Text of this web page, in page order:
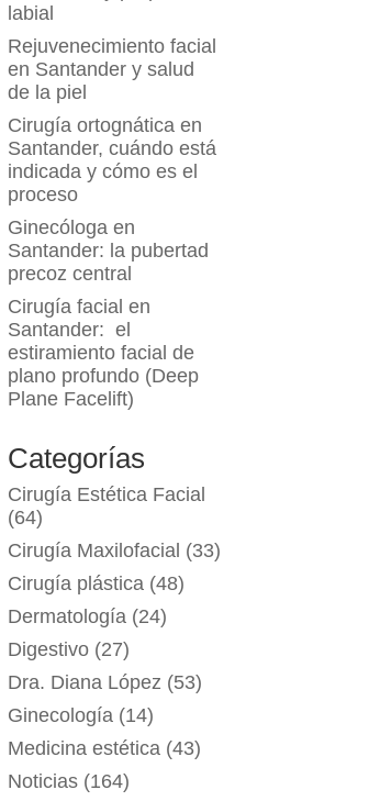
labial
Rejuvenecimiento facial
en Santander y salud
de la piel
Cirugía ortognática en
Santander, cuándo está
indicada y cómo es el
proceso
Ginecóloga en
Santander: la pubertad
precoz central
Cirugía facial en
Santander: el
estiramiento facial de
plano profundo (Deep
Plane Facelift)
Categorías
Cirugía Estética Facial
(64)
Cirugía Maxilofacial (33)
Cirugía plástica (48)
Dermatología (24)
Digestivo (27)
Dra. Diana López (53)
Ginecología (14)
Medicina estética (43)
Noticias (164)